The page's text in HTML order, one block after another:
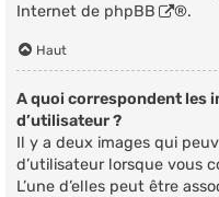
Internet de phpBB ®.
Haut
A quoi correspondent les
d’utilisateur ?
Il y a deux images qui
d’utilisateur lorsque vous
L’une d’elles peut être